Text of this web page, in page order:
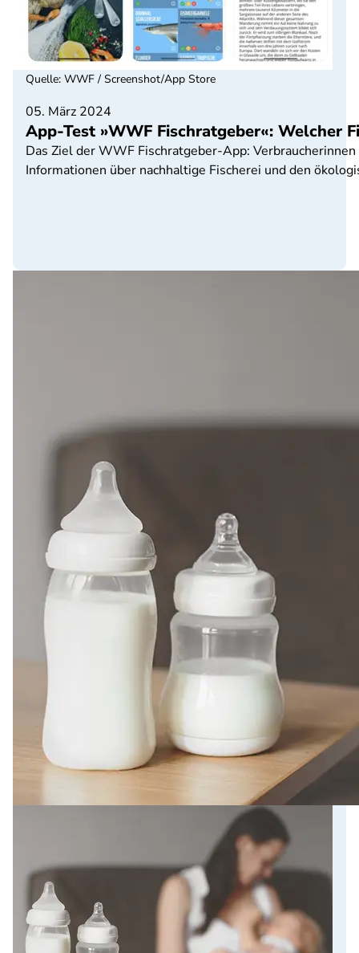
05. März 2024
App-Test »WWF Fischratgeber«: Welcher
Das Ziel der WWF Fischratgeber-App:
Informationen über nachhaltige Fischerei und den
Quelle: WWF / Screenshot/App Store